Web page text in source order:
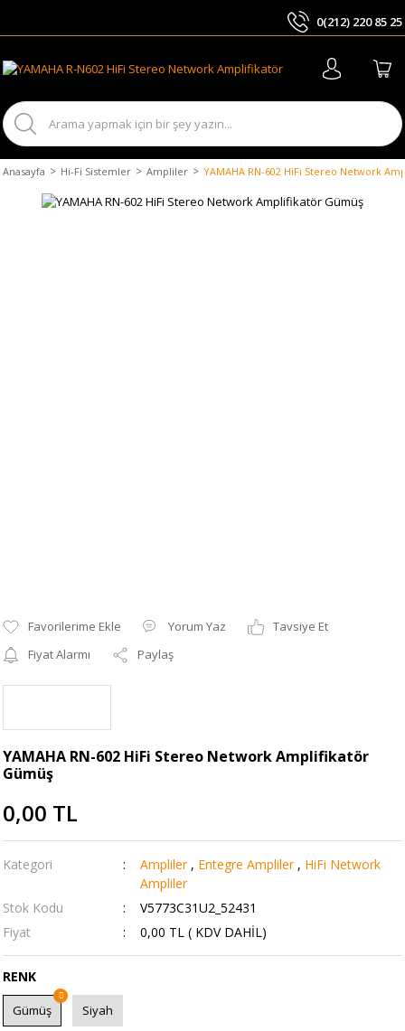
0(212) 220 85 25
Anasayfa Hi-Fi Sistemler Ampliler YAMAHA RN-602 HiFi Stereo Network
Yorum Yaz
Tavsiye Et
Fiyat Alarmı
Paylaş
YAMAHA RN-602 HiFi Stereo Network Amplifikatör
Gümüş
0,00 TL
Kategori Ampliler , Entegre Ampliler , HiFi Network
Ampliler
Stok Kodu
V5773C31U2_52431
Fiyat
0,00 TL ( KDV DAHİL)
RENK
Gümüş Siyah